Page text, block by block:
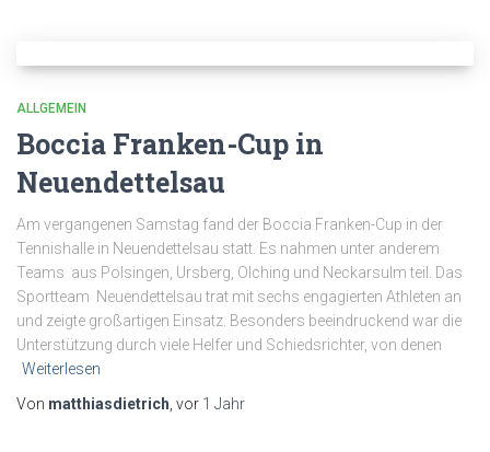
ALLGEMEIN
Boccia Franken-Cup in
Neuendettelsau
Am vergangenen Samstag fand der Boccia Franken-Cup in der
Tennishalle in Neuendettelsau statt. Es nahmen unter anderem
Teams aus Polsingen, Ursberg, Olching und Neckarsulm teil. Das
Sportteam Neuendettelsau trat mit sechs engagierten Athleten an
und zeigte großartigen Einsatz. Besonders beeindruckend war die
Unterstützung durch viele Helfer und Schiedsrichter, von denen
Weiterlesen
Von matthiasdietrich , vor 1 Jahr